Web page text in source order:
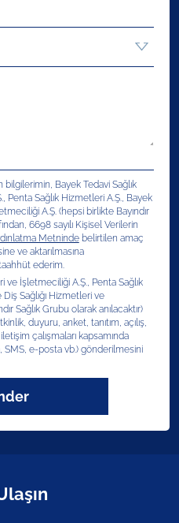
Bayek Tedavi Sağlık
Penta Sağlık Hizmetleri A.Ş., Bayek
A.Ş. (hepsi birlikte Bayındır
6698 sayılı Kişisel Verilerin
Metnindebelirtilen amaç
ve aktarılmasına
ederim.
ve İşletmeciliği A.Ş., Penta Sağlık
Sağlığı Hizmetleri ve
Sağlık Grubu olarak anılacaktır)
duyuru, anket, tanıtım, açılış,
çalışmaları kapsamında
SMS, e-posta vb.) gönderilmesini